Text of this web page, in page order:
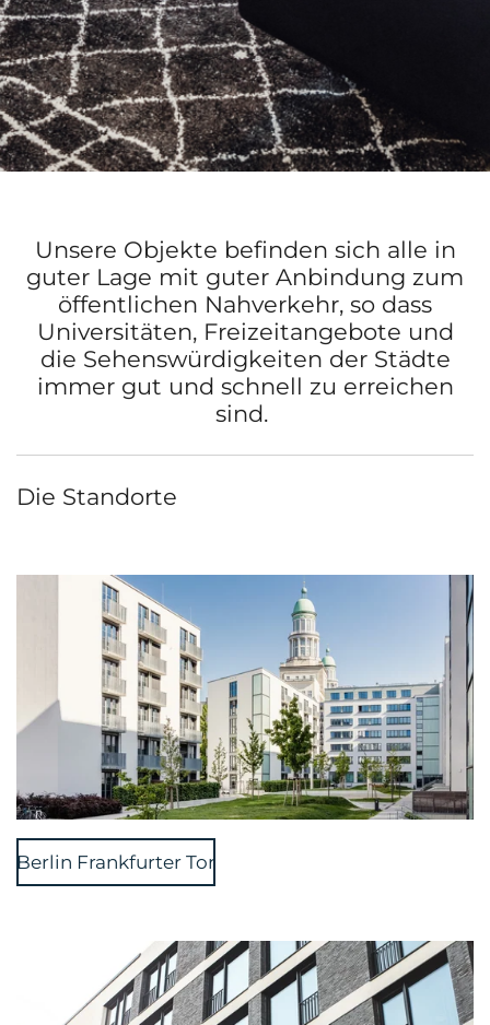
Unsere Objekte befinden sich alle in
guter Lage mit guter Anbindung zum
öffentlichen Nahverkehr, so dass
Universitäten, Freizeitangebote und
die Sehenswürdigkeiten der Städte
immer gut und schnell zu erreichen
sind.
Die Standorte
Berlin Frankfurter Tor